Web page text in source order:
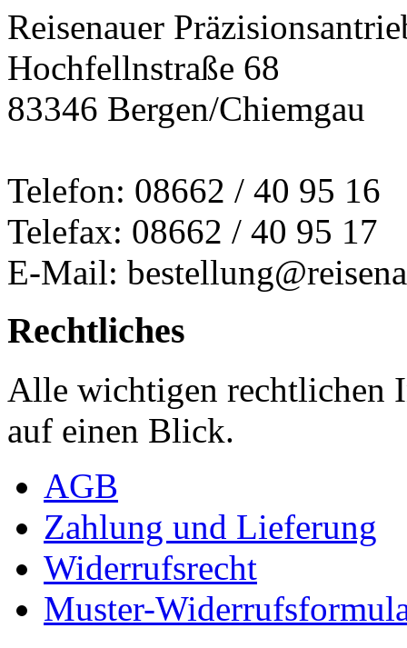
Reisenauer
Hochfellnstraße 68
83346 Bergen/Chiemgau
Telefon: 08662 / 40 95 16
Telefax: 08662 / 40 95 17
E-Mail:
Rechtliches
Alle wichtigen rechtlichen
auf einen Blick.
AGB
Zahlung und Lieferung
Widerrufsrecht
Muster-